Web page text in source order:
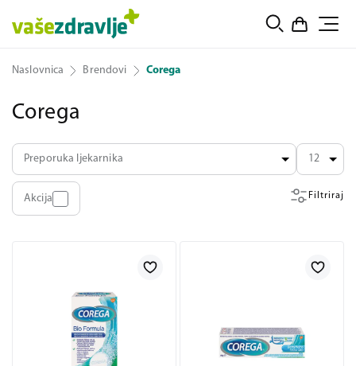
Naslovnica Brendovi Corega
Corega
Filtriraj
Akcija
Preporuka ljekarnika 12